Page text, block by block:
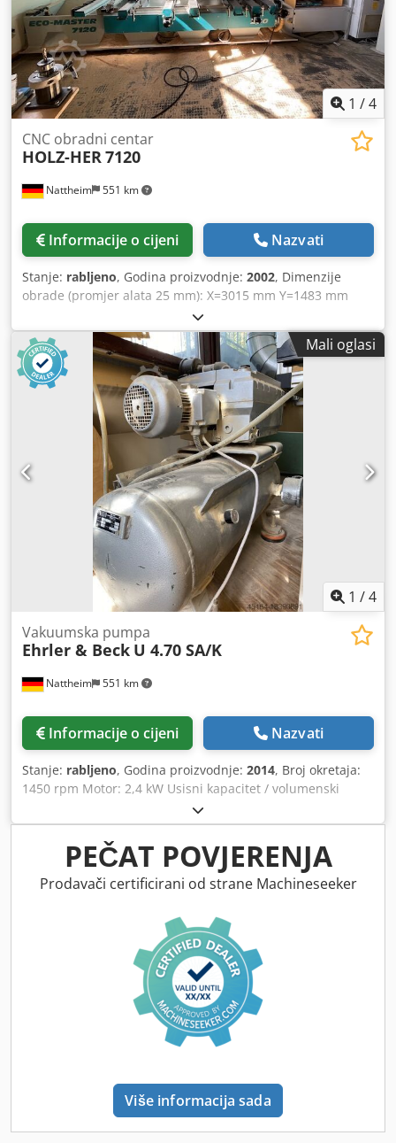
1 /4
Nattheim 551 km
CNC obradni centar
HOLZ-HER7120
Informacije o cijeni Nazvati
Stanje: rabljeno, Godina proizvodnje: 2002, Dimenzije
obrade (promjer alata 25 mm): X=3015 mm Y=1483 mm
Z=325 mm Maks.hodovi: X=3268 mm Z=325 mm Maks. d (10
in x / 4 in y) Jedinica za piljenje 7946 3,6 kW, 90°
pneumatski zakretna Jedinica za glodanje 7933 9 kW Drvo
Njezina vektorska os (C-os) Spremnik alata (6 mjesta na
disku) Ručna upravljačka jedinica Laserski uređaj
(pozicioniranje usisnih čaša) PC upravljačka ploča s 17"
monitorom Operativni sustav Windows 2000 Softver:
TwinCAM32 - uredska verzija Vakuumska pumpa 100 m³/h
Rad na suho Selektivne sigurnosne prostirke (podjela na 3
polja) Mjesto skladištenja: Nattheim Dwsdpfx Aevvi Nbjb
Mali oglasi
1 /4
Nattheim 551 km
Vakuumska pumpa
Ehrler & Beck U 4.70 SA/K
Informacije o cijeni Nazvati
Stanje: rabljeno, Godina proizvodnje: 2014, Broj okretaja:
1450 rpm Motor: 2,4 kW Usisni kapacitet / volumenski
protok: 70 m³/h Usisni tlak: 3 mbar Bojler: Radni tlak 0,99
bara Sadržaj / litre: 90 radnih. Temp. 50 C° Godina 1989.
Br. 400 100 Mjesto skladištenja: Dobavljač Dwjdpfxsvvi Nnj
PEČAT POVJERENJA
Prodavači certificirani od strane Machineseeker
Više informacija sada